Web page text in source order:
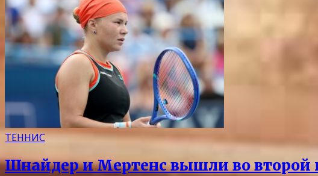
ТЕННИС
Шнайдер и Мертенс вышли во второй